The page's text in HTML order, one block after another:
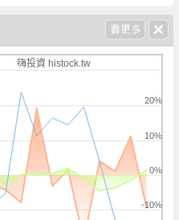
嗨投資 histock.tw
-10%
0%
10%
20%